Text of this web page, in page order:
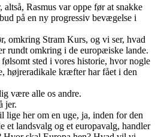
Rasmus var oppe før at snakke
på en ny progressiv bevægelse i
omkring Stram Kurs, og vi ser, hvad
rundt omkring i de europæiske lande.
sted i vores historie, hvor nogle
højreradikale kræfter har fået i den
være alle os andre.
jer.
lige her om en uge, ja, inden for den
et landsvalg og et europavalg, handler